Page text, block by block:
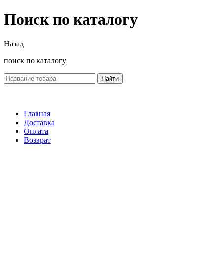
Поиск по каталогу
Назад
поиск по каталогу
Найти
Главная
Доставка
Оплата
Возврат